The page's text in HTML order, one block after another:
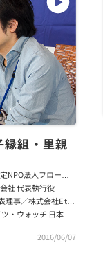
組・里親
NPO法人フローレ
社 代表執行役
理事／株式会社E the
・ウォッチ 日本代
2016/06/07